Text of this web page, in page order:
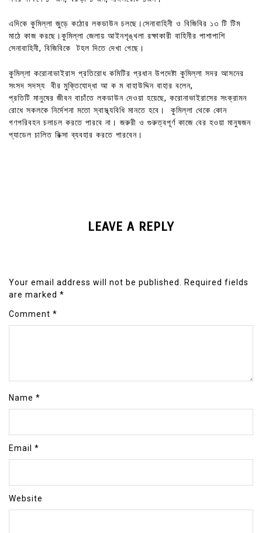
এদিকে কুমিল্লা জুড়ে কঠোর লকডাউন চলছে।সেনাবাহিনী ও বিজিবির ১৩ টি টিম
মাঠে কাজ করছে।কুমিল্লা জেলায় আইনশৃঙ্খলা রক্ষাকারী বাহিনীর পাশাপাশি
সেনাবাহিনী, বিজিবিকে টহল দিতে দেখা গেছে।
কুমিল্লা করোনাভাইরাস প্রতিরোধ কমিটির প্রধান উপদেষ্টা কুমিল্লা সদর আসনের
সংসদ সদস্য বীর মুক্তিযোদ্ধা আ ক ম বাহাউদ্দিন বাহার বলেন,
প্রতিটি মানুষের জীবন বাচাঁতে লকডাউন দেওয়া হয়েছে, করোনাভাইরাসের সংক্রামন
রোধে সকলকে নির্দেশনা মতো স্বাস্থ্যবিধি মানতে হবে। কুমিল্লা থেকে কোন
গণপরিবহন চলাচল করতে পারবে না। জরুরী ও গুরুত্বপূর্ণ কাজে বের হওয়া মানুষজন
প্যাডেল চালিত রিক্সা ব্যবহার করতে পারবেন।
LEAVE A REPLY
Your email address will not be published.
Required fields
are marked *
Comment *
Name *
Email *
Website